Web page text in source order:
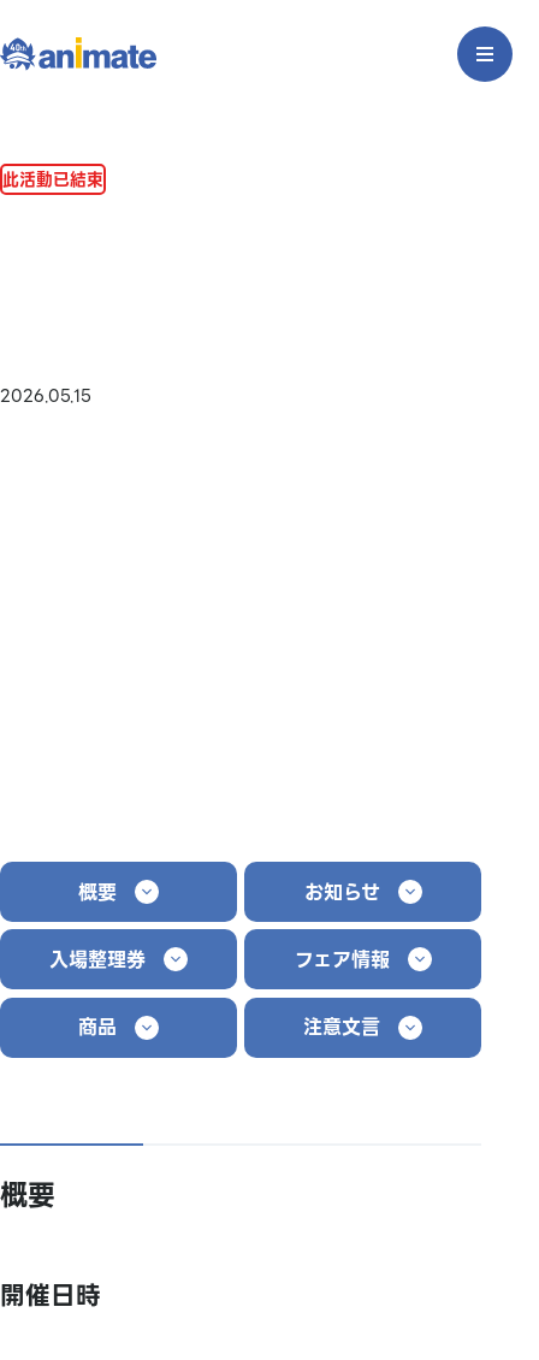
此活動已結束
2026.05.15
概要 お知らせ
入場整理券 フェア情報
商品 注意文言
概要
開催日時